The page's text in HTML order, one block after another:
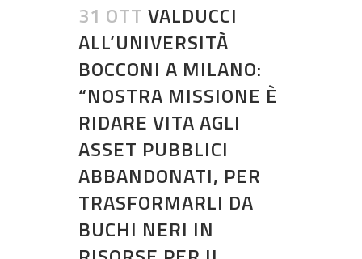
31 OTT VALDUCCI
ALL’UNIVERSITÀ
BOCCONI A MILANO:
“NOSTRA MISSIONE È
RIDARE VITA AGLI
ASSET PUBBLICI
ABBANDONATI, PER
TRASFORMARLI DA
BUCHI NERI IN